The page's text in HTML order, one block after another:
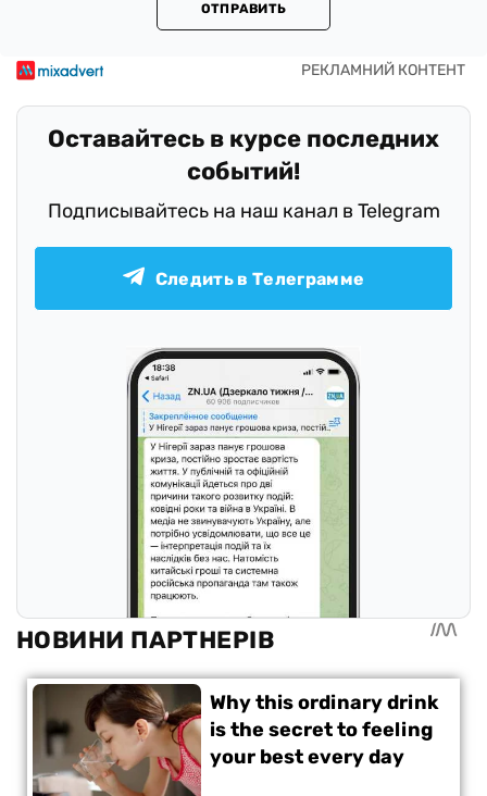
ОТПРАВИТЬ
Оставайтесь в курсе последних
событий!
Подписывайтесь на наш канал в Telegram
Следить в Телеграмме